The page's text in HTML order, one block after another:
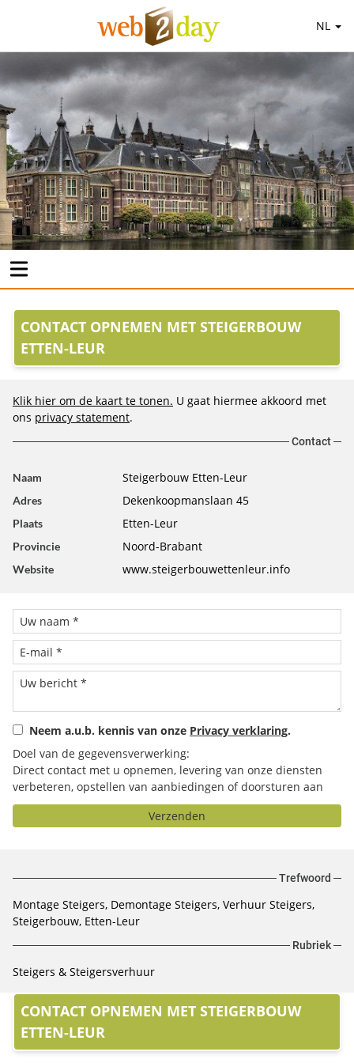
NL
CONTACT OPNEMEN MET STEIGERBOUW
ETTEN-LEUR
Klik hier om de kaart te tonen. U gaat hiermee akkoord met
ons privacy statement.
Contact
Naam Steigerbouw Etten-Leur
Adres Dekenkoopmanslaan 45
Plaats Etten-Leur
Provincie Noord-Brabant
Website www.steigerbouwettenleur.info
Neem a.u.b. kennis van onze Privacy verklaring.
Doel van de gegevensverwerking:
Direct contact met u opnemen, levering van onze diensten
verbeteren, opstellen van aanbiedingen of doorsturen aan
het door u geselecteerde bedrijf.
Verzenden
Trefwoord
Montage Steigers, Demontage Steigers, Verhuur Steigers,
Steigerbouw, Etten-Leur
Rubriek
Steigers & Steigersverhuur
CONTACT OPNEMEN MET STEIGERBOUW
ETTEN-LEUR